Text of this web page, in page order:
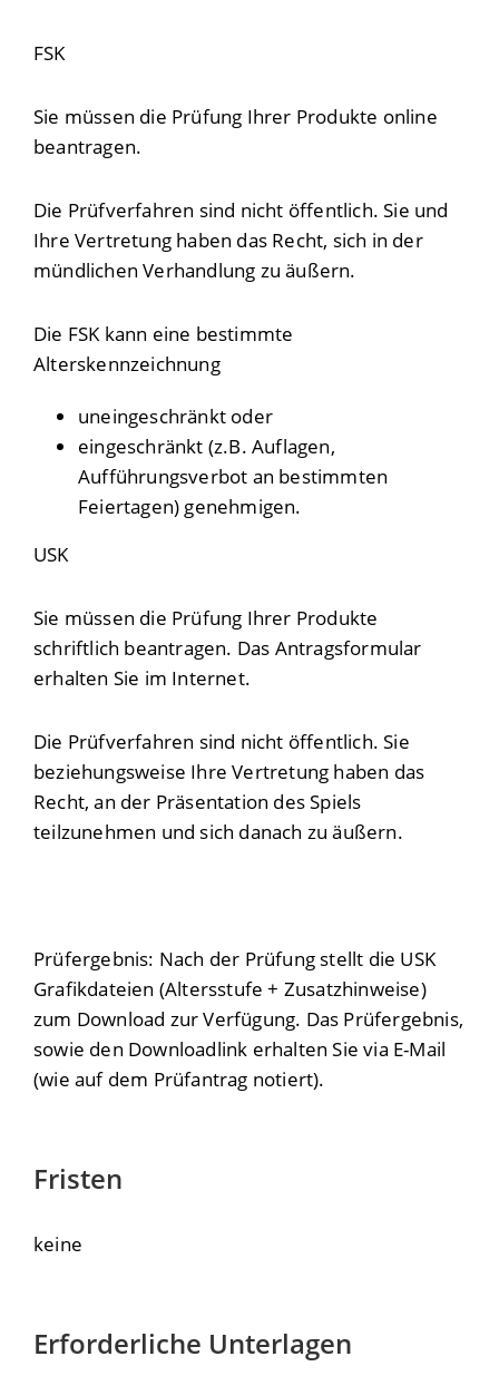
FSK
Sie müssen die Prüfung Ihrer Produkte online
beantragen.
Die Prüfverfahren sind nicht öffentlich. Sie und
Ihre Vertretung haben das Recht, sich in der
mündlichen Verhandlung zu äußern.
Die FSK kann eine bestimmte
Alterskennzeichnung
uneingeschränkt oder
eingeschränkt (z.B. Auflagen,
Aufführungsverbot an bestimmten
Feiertagen) genehmigen.
USK
Sie müssen die Prüfung Ihrer Produkte
schriftlich beantragen. Das Antragsformular
erhalten Sie im Internet.
Die Prüfverfahren sind nicht öffentlich. Sie
beziehungsweise Ihre Vertretung haben das
Recht, an der Präsentation des Spiels
teilzunehmen und sich danach zu äußern.
Prüfergebnis: Nach der Prüfung stellt die USK
Grafikdateien (Altersstufe + Zusatzhinweise)
zum Download zur Verfügung. Das Prüfergebnis,
sowie den Downloadlink erhalten Sie via E-Mail
(wie auf dem Prüfantrag notiert).
Fristen
keine
Erforderliche Unterlagen